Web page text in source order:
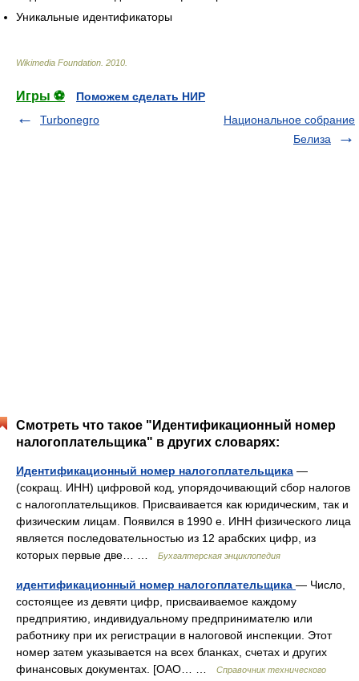
Уникальные идентификаторы
Wikimedia Foundation 2010
Игры ⚽
Поможем сделать НИР
Turbonegro
Национальное собрание
Белиза
Смотреть что такое "Идентификационный номер
налогоплательщика" в других словарях:
Идентификационный номер налогоплательщика —
(сокращ. ИНН) цифровой код, упорядочивающий сбор налогов
с налогоплательщиков. Присваивается как юридическим, так и
физическим лицам. Появился в 1990 е. ИНН физического лица
является последовательностью из 12 арабских цифр, из
которых первые две… …
Бухгалтерская энциклопедия
идентификационный номер налогоплательщика — Число,
состоящее из девяти цифр, присваиваемое каждому
предприятию, индивидуальному предпринимателю или
работнику при их регистрации в налоговой инспекции. Этот
номер затем указывается на всех бланках, счетах и других
финансовых документах. [ОАО… …
Справочник технического